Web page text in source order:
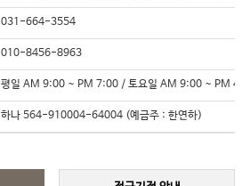
031-664-3554
010-8456-8963
평일 AM 9:00 ~ PM 7:00 / 토요일 AM 9:00 ~ PM
하나 564-910004-64004 (예금주 : 한연하)